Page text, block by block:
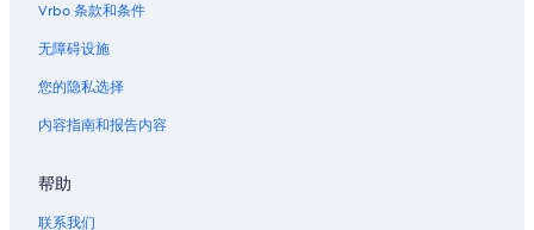
Vrbo 条款和条件
无障碍设施
您的隐私选择
内容指南和报告内容
帮助
联系我们